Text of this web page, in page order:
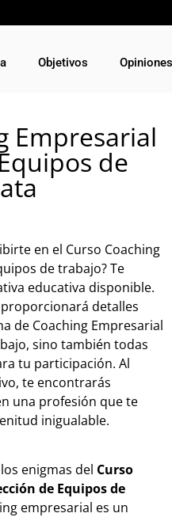
Objetivos Opiniones
Empresarial
de
en el Curso Coaching
de trabajo? Te
educativa disponible.
detalles
de Coaching Empresarial
sino también todas
tu participación. Al
te encontrarás
una profesión que te
inigualable.
enigmas del Curso
de Equipos de
empresarial es un